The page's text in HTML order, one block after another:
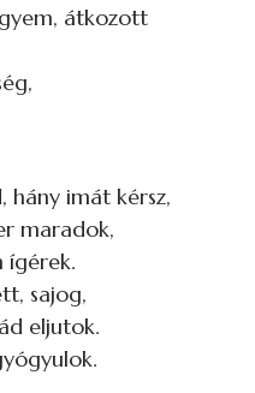
átkozott
hány imát kérsz,
maradok,
ígérek.
sajog,
eljutok.